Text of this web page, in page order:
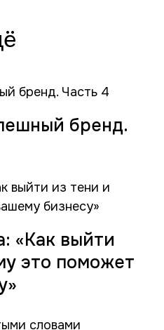
бренд.
«Как выйти
это поможет